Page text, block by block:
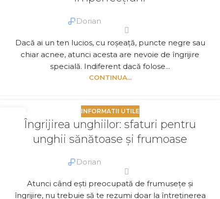
Dorian
Dacă ai un ten lucios, cu roșeață, puncte negre sau
chiar acnee, atunci acesta are nevoie de îngrijire
specială. Indiferent dacă folose...
CONTINUA...
INFORMATII UTILE
Îngrijirea unghiilor: sfaturi pentru
unghii sănătoase și frumoase
Dorian
Atunci când ești preocupată de frumusețe și
îngrijire, nu trebuie să te rezumi doar la întreținerea